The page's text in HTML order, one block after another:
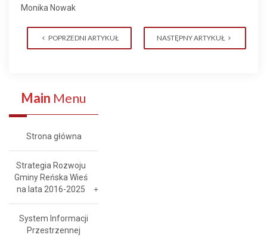
Monika Nowak
POPRZEDNI ARTYKUŁ NASTĘPNY ARTYKUŁ
Main Menu
Strona główna
Strategia Rozwoju
Gminy Reńska Wieś
na lata 2016-2025
System Informacji
Przestrzennej